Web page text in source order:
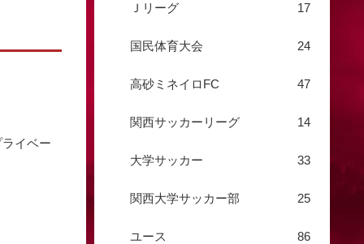
イベー
Ｊリーグ 17
国民体育大会 24
高砂ミネイロFC 47
関西サッカーリーグ 14
大学サッカー 33
関西大学サッカー部 25
ユース 86